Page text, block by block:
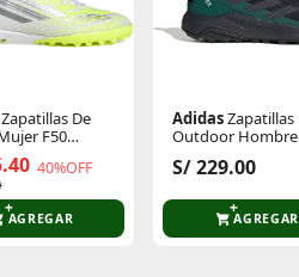
Zapatillas De
F50
Club Tf
40%OFF
AGREGAR
AdidasZapatillas
Outdoor Hombre
S/ 229.00
AGREGAR